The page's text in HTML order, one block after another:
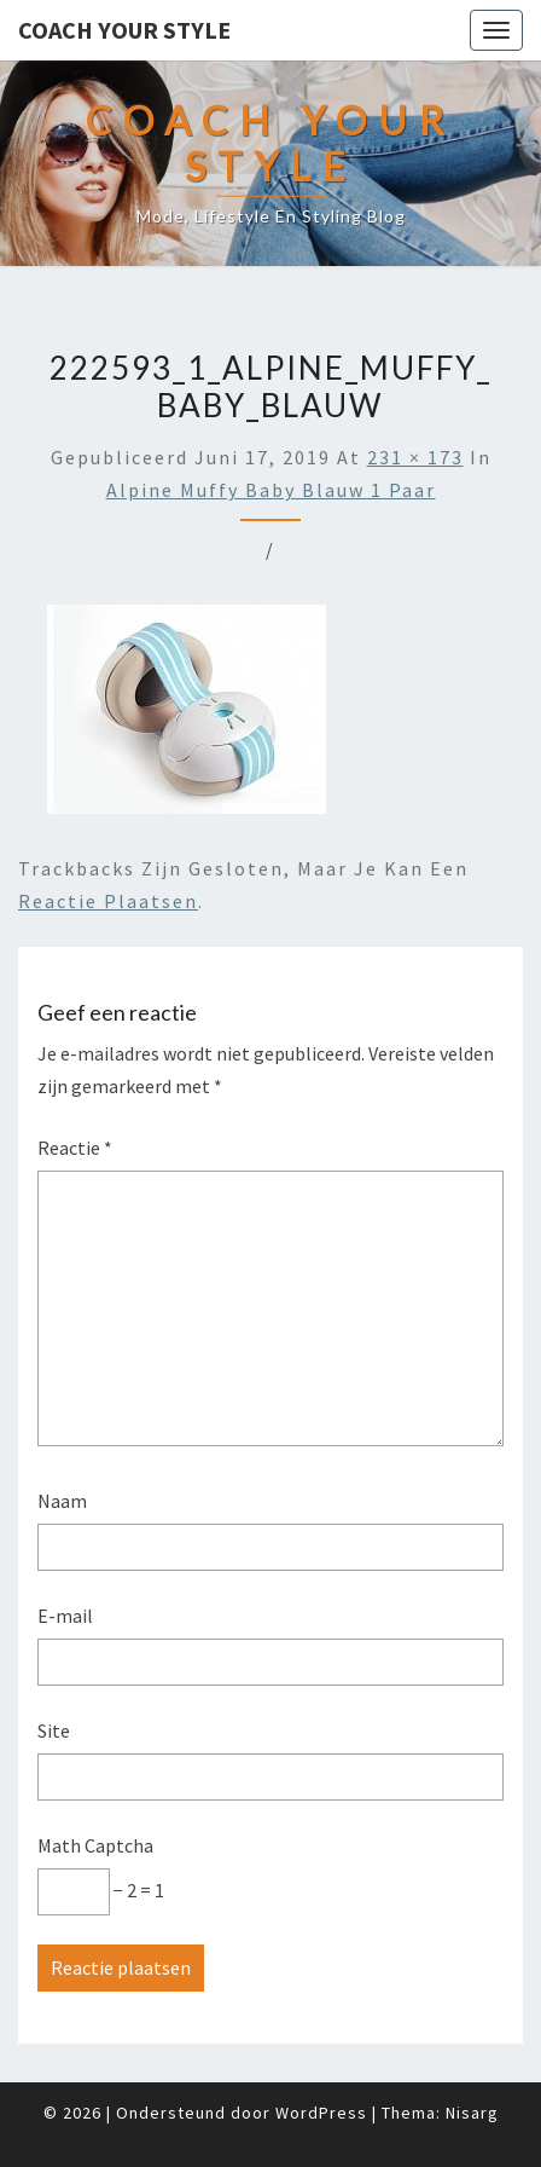
COACH YOUR STYLE
COACH YOUR
STYLE
Mode, Lifestyle En Styling Blog
222593_1_ALPINE_MUFFY_
BABY_BLAUW
Gepubliceerd Juni 17, 2019 At 231 × 173 In
Alpine Muffy Baby Blauw 1 Paar
/
Trackbacks Zijn Gesloten, Maar Je Kan Een
Reactie Plaatsen .
Geef een reactie
Je e-mailadres wordt niet gepubliceerd. Vereiste velden
zijn gemarkeerd met *
Reactie *
Naam
E-mail
Site
Math Captcha
− 2 = 1
© 2026 | Ondersteund door WordPress | Thema: Nisarg